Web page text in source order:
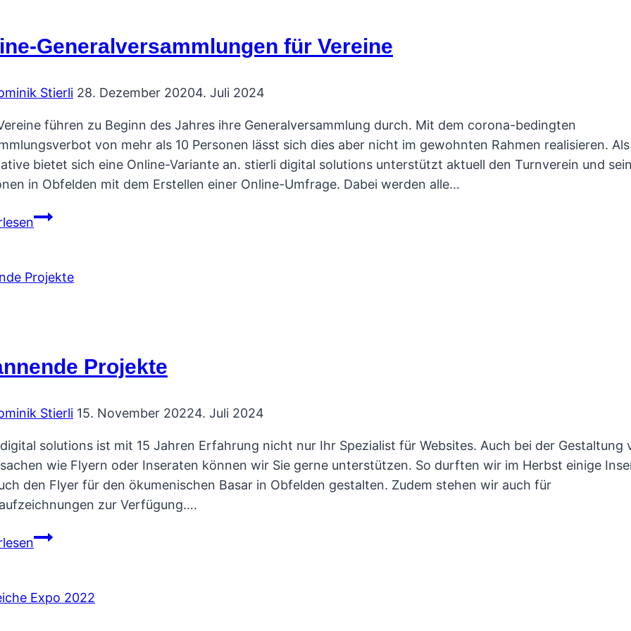
Generalversammlungen für Vereine
Stierli 28. Dezember 20204. Juli 2024
führen zu Beginn des Jahres ihre Generalversammlung durch. Mit dem corona-bedingten
von mehr als 10 Personen lässt sich dies aber nicht im gewohnten Rahmen realisieren. Als
bietet sich eine Online-Variante an. stierli digital solutions unterstützt aktuell den Turnverein und
in Obfelden mit dem Erstellen einer Online-Umfrage. Dabei werden alle…
Online-
Vereine
Projekte
Stierli 15. November 20224. Juli 2024
solutions ist mit 15 Jahren Erfahrung nicht nur Ihr Spezialist für Websites. Auch bei der Gestaltung
wie Flyern oder Inseraten können wir Sie gerne unterstützen. So durften wir im Herbst einige
den Flyer für den ökumenischen Basar in Obfelden gestalten. Zudem stehen wir auch für
zur Verfügung….
Spannende